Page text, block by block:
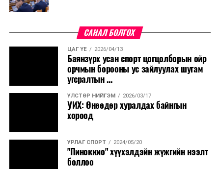
САНАЛ БОЛГОХ
ЦАГ ҮЕ 2026/04/13
Баянзүрх усан спорт цогцолборын ойр
орчмын борооны ус зайлуулах шугам
угсралтын ...
УЛСТӨР НИЙГЭМ 2026/03/17
УИХ: Өнөөдөр хуралдах байнгын
хороод
УРЛАГ СПОРТ 2024/05/20
"Пиноккио" хүүхэлдэйн жүжгийн нээлт
боллоо